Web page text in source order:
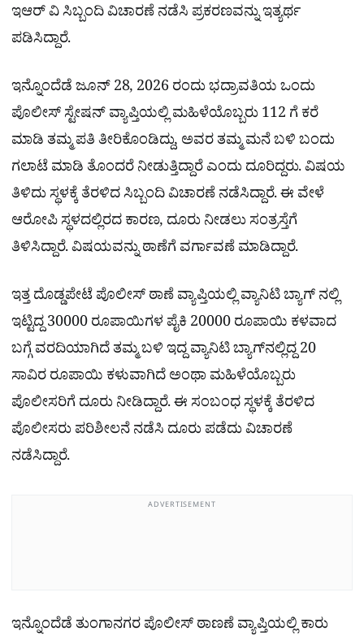
ಇಆರ್ ವಿ ಸಿಬ್ಬಂದಿ ವಿಚಾರಣೆ ನಡೆಸಿ ಪ್ರಕರಣವನ್ನು ಇತ್ಯರ್ಥ
ಪಡಿಸಿದ್ದಾರೆ.
ಇನ್ನೊಂದೆಡೆ ಜೂನ್ 28, 2026 ರಂದು ಭದ್ರಾವತಿಯ ಒಂದು
ಪೊಲೀಸ್ ಸ್ಟೇಷನ್​ ವ್ಯಾಪ್ತಿಯಲ್ಲಿ ಮಹಿಳೆಯೊಬ್ಬರು 112 ಗೆ ಕರೆ
ಮಾಡಿ ತಮ್ಮ ಪತಿ ತೀರಿಕೊಂಡಿದ್ದು, ಅವರ ತಮ್ಮ ಮನೆ ಬಳಿ ಬಂದು
ಗಲಾಟೆ ಮಾಡಿ ತೊಂದರೆ ನೀಡುತ್ತಿದ್ದಾರೆ ಎಂದು ದೂರಿದ್ದರು. ವಿಷಯ
ತಿಳಿದು ಸ್ಥಳಕ್ಕೆ ತೆರಳಿದ ಸಿಬ್ಬಂದಿ ವಿಚಾರಣೆ ನಡೆಸಿದ್ದಾರೆ. ಈ ವೇಳೆ
ಆರೋಪಿ ಸ್ಥಳದಲ್ಲಿರದ ಕಾರಣ, ದೂರು ನೀಡಲು ಸಂತ್ರಸ್ತೆಗೆ
ತಿಳಿಸಿದ್ದಾರೆ. ವಿಷಯವನ್ನು ಠಾಣೆಗೆ ವರ್ಗಾವಣೆ ಮಾಡಿದ್ದಾರೆ.
ಇತ್ತ ದೊಡ್ಡಪೇಟೆ ಪೊಲೀಸ್ ಠಾಣೆ ವ್ಯಾಪ್ತಿಯಲ್ಲಿ ವ್ಯಾನಿಟಿ ಬ್ಯಾಗ್ ನಲ್ಲಿ
ಇಟ್ಟಿದ್ದ 30000 ರೂಪಾಯಿಗಳ ಪೈಕಿ 20000 ರೂಪಾಯಿ ಕಳವಾದ
ಬಗ್ಗೆ ವರದಿಯಾಗಿದೆ ತಮ್ಮ ಬಳಿ ಇದ್ದ ವ್ಯಾನಿಟಿ ಬ್ಯಾಗ್​ನಲ್ಲಿದ್ದ 20
ಸಾವಿರ ರೂಪಾಯಿ ಕಳುವಾಗಿದೆ ಅಂಥಾ ಮಹಿಳೆಯೊಬ್ಬರು
ಪೊಲೀಸರಿಗೆ ದೂರು ನೀಡಿದ್ದಾರೆ. ಈ ಸಂಬಂಧ ಸ್ಥಳಕ್ಕೆ ತೆರಳಿದ
ಪೊಲೀಸರು ಪರಿಶೀಲನೆ ನಡೆಸಿ ದೂರು ಪಡೆದು ವಿಚಾರಣೆ
ನಡೆಸಿದ್ದಾರೆ.
ADVERTISEMENT
ಇನ್ನೊಂದೆಡೆ ತುಂಗಾನಗರ ಪೊಲೀಸ್ ಠಾಣಣೆ ವ್ಯಾಪ್ತಿಯಲ್ಲಿ ಕಾರು